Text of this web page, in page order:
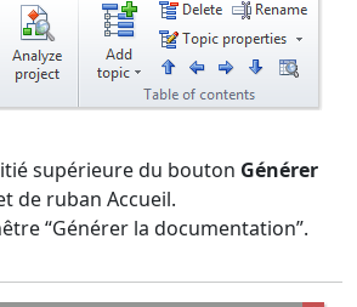
supérieure du bouton Générer
de ruban Accueil.
“Générer la documentation”.